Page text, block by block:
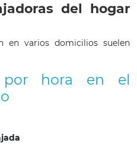
del hogar
en varios domicilios suelen
por hora en el